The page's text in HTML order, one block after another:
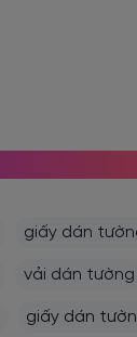
giấy dán
vải dán tường
giấy dán